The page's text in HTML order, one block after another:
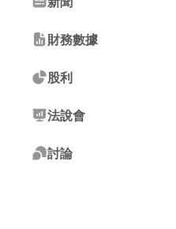
財務數據
股利
法說會
討論